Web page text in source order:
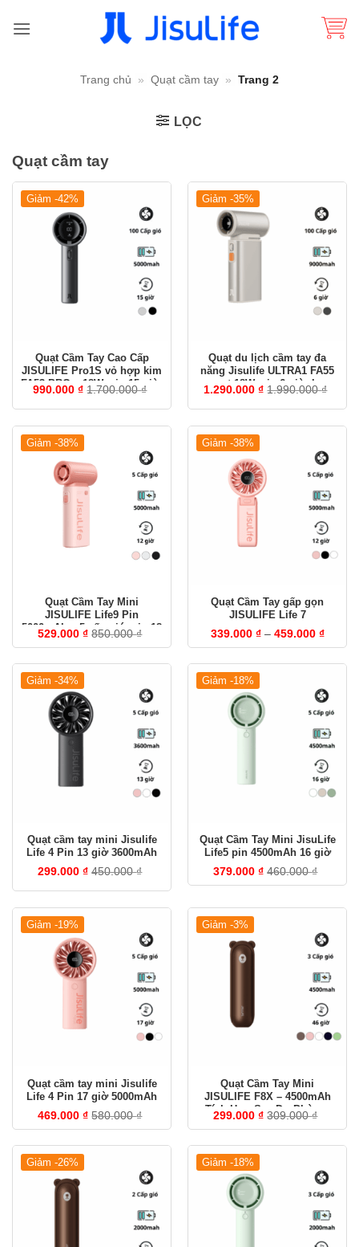
qua
Trang chủ » Quạt cầm tay » Trang 2
LỌC
Quạt cầm tay
Giảm -42%
Quạt Cầm Tay Cao Cấp
JISULIFE Pro1S vỏ hợp kim
FA53 PRO – 18W, pin 15 giờ,
sạc nhanh, có đèn led
990.000₫ 1.700.000₫
Giảm -35%
Quạt du lịch cầm tay đa
năng Jisulife ULTRA1 FA55
– quạt 18W, pin 6 giờ, bơm
hơi, thổi bụi
1.290.000₫ 1.990.000₫
Giảm -38%
Quạt Cầm Tay Mini
JISULIFE Life9 Pin
5000mAh – 5 cấp gió, pin 18
giờ
529.000₫ 850.000₫
Giảm -38%
Quạt Cầm Tay gấp gọn
JISULIFE Life 7
339.000 ₫ – 459.000 ₫
Giảm -34%
Quạt cầm tay mini Jisulife
Life 4 Pin 13 giờ 3600mAh
299.000₫ 450.000₫
Giảm -18%
Quạt Cầm Tay Mini JisuLife
Life5 pin 4500mAh 16 giờ
379.000₫ 460.000₫
Giảm -19%
Quạt cầm tay mini Jisulife
Life 4 Pin 17 giờ 5000mAh
469.000₫ 580.000₫
Giảm -3%
Quạt Cầm Tay Mini
JISULIFE F8X – 4500mAh
Tích Hợp Sạc Dự Phòng,
Đèn Pin Siêu Sáng
299.000₫ 309.000₫
Giảm -26% Giảm -18%